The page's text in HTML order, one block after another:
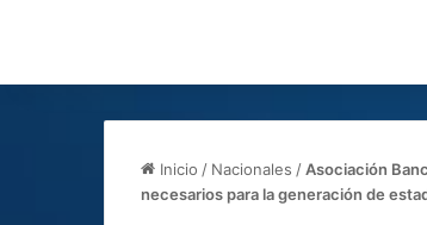
Inicio / Nacionales /Asociación
necesarios para la generación de